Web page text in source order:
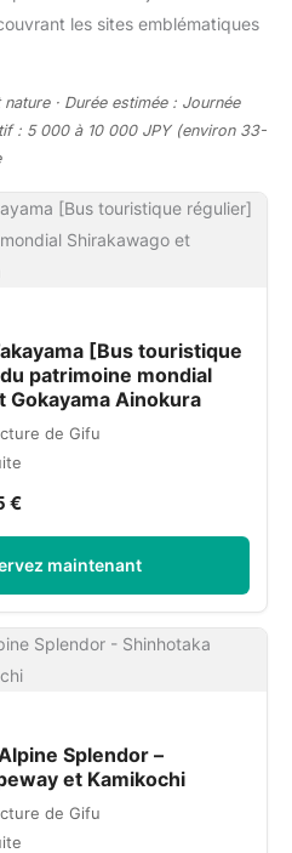
les sites emblématiques
· Durée estimée : Journée
: 5 000 à 10 000 JPY (environ 33-
[Bus touristique
patrimoine mondial
Gokayama Ainokura
de Gifu
€
maintenant
Splendor –
et Kamikochi
de Gifu